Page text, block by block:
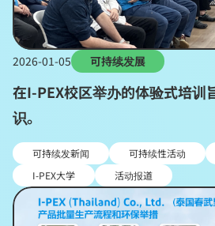
2026-01-05 可持续发展
在I-PEX校区举办的体验式培训
识。
可持续发新闻 可持续性活动
I-PEX大学
活动报道